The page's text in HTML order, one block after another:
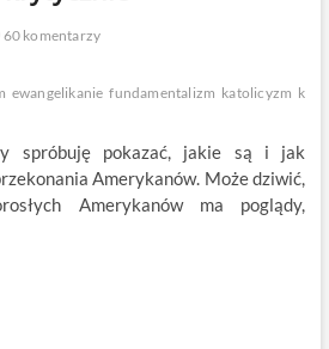
60 komentarzy
ewangelikanie fundamentalizm katolicyzm
spróbuję pokazać, jakie są i jak
Amerykanów. Może dziwić,
Amerykanów ma poglądy,